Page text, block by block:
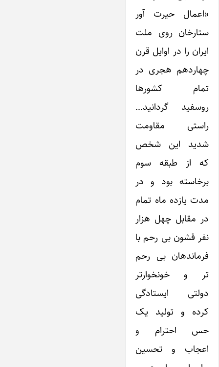
«اعمال حیرت آور
ستارخان روی ملت
ایران را در اوایل قرن
چهاردهم هجری در
تمام کشورها
روسفید گردانید…
راستی مقاومت
شدید این شخص
که از طبقه سوم
برخاسته بود و در
مدت یازده ماه تمام
در مقابل چهل هزار
نفر قشون بی رحم با
فرماندهان بی رحم
تر و خونخوارتر
دولتی ایستادگی
کرده و تولید یک
حس احترام و
اعجاب و تحسین